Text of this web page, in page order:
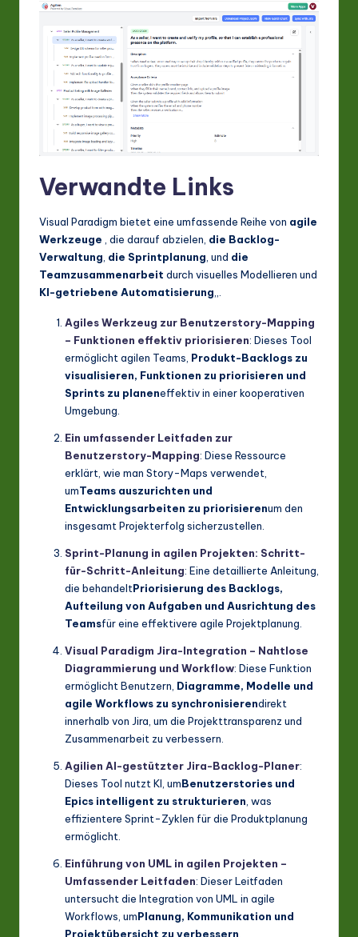
Verwandte Links
Visual Paradigm bietet eine umfassende Reihe von agile
Werkzeuge , die darauf abzielen, die Backlog-
Verwaltung die Sprintplanung , und die
Teamzusammenarbeit durch visuelles Modellieren und
KI-getriebene Automatisierung
Agiles Werkzeug zur Benutzerstory-Mapping
– Funktionen effektiv priorisieren: Dieses Tool
ermöglicht agilen Teams, Produkt-Backlogs zu
visualisieren, Funktionen zu priorisieren und
Sprints zu planeneffektiv in einer kooperativen
Umgebung.
Ein umfassender Leitfaden zur
Benutzerstory-Mapping: Diese Ressource
erklärt, wie man Story-Maps verwendet,
umTeams auszurichten und
Entwicklungsarbeiten zu priorisierenum den
insgesamt Projekterfolg sicherzustellen.
Sprint-Planung in agilen Projekten: Schritt-
für-Schritt-Anleitung: Eine detaillierte Anleitung,
die behandeltPriorisierung des Backlogs,
Aufteilung von Aufgaben und Ausrichtung des
Teamsfür eine effektivere agile Projektplanung.
Visual Paradigm Jira-Integration – Nahtlose
Diagrammierung und Workflow: Diese Funktion
ermöglicht Benutzern, Diagramme, Modelle und
agile Workflows zu synchronisierendirekt
innerhalb von Jira, um die Projekttransparenz und
Zusammenarbeit zu verbessern.
Agilien AI-gestützter Jira-Backlog-Planer:
Dieses Tool nutzt KI, umBenutzerstories und
Epics intelligent zu strukturieren , was
effizientere Sprint-Zyklen für die Produktplanung
ermöglicht.
Einführung von UML in agilen Projekten –
Umfassender Leitfaden: Dieser Leitfaden
untersucht die Integration von UML in agile
Workflows, umPlanung, Kommunikation und
Projektübersicht zu verbessern